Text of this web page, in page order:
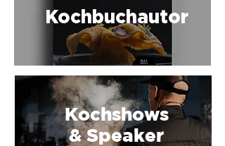
Kochbuchautor
Kochshows
&Speaker